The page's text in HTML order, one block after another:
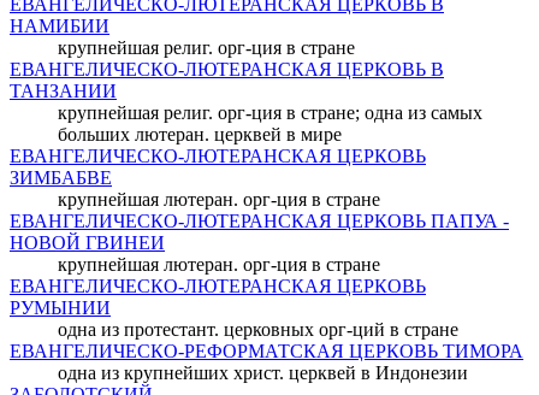
ЕВАНГЕЛИЧЕСКО-ЛЮТЕРАНСКАЯ ЦЕРКОВЬ В
НАМИБИИ
крупнейшая религ. орг-ция в стране
ЕВАНГЕЛИЧЕСКО-ЛЮТЕРАНСКАЯ ЦЕРКОВЬ В
ТАНЗАНИИ
крупнейшая религ. орг-ция в стране; одна из самых
больших лютеран. церквей в мире
ЕВАНГЕЛИЧЕСКО-ЛЮТЕРАНСКАЯ ЦЕРКОВЬ
ЗИМБАБВЕ
крупнейшая лютеран. орг-ция в стране
ЕВАНГЕЛИЧЕСКО-ЛЮТЕРАНСКАЯ ЦЕРКОВЬ ПАПУА -
НОВОЙ ГВИНЕИ
крупнейшая лютеран. орг-ция в стране
ЕВАНГЕЛИЧЕСКО-ЛЮТЕРАНСКАЯ ЦЕРКОВЬ
РУМЫНИИ
одна из протестант. церковных орг-ций в стране
ЕВАНГЕЛИЧЕСКО-РЕФОРМАТСКАЯ ЦЕРКОВЬ ТИМОРА
одна из крупнейших христ. церквей в Индонезии